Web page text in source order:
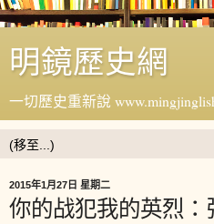
明鏡歷史網
一切歷史重新說
2015年1月27日 星期二
你的战犯我的英烈